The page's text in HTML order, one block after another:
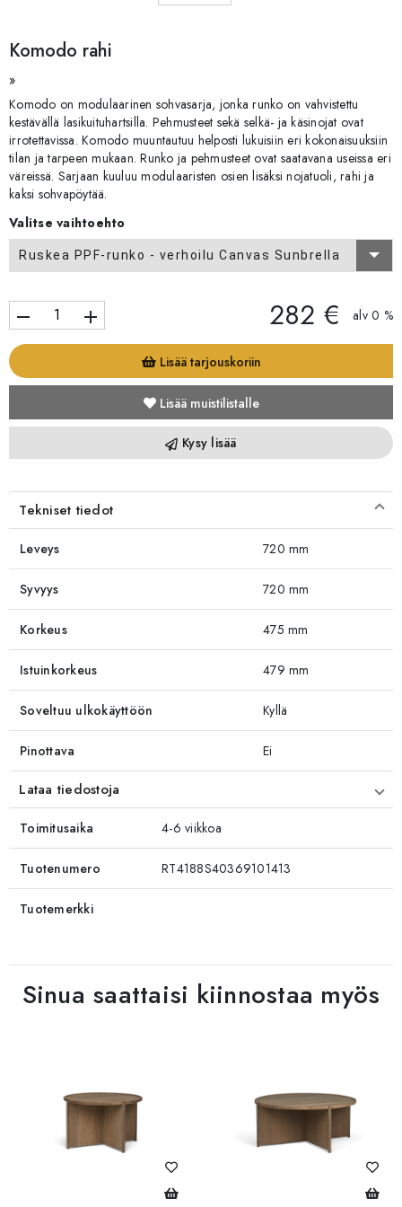
Komodo rahi
»
Komodo on modulaarinen sohvasarja, jonka runko on vahvistettu
kestävällä lasikuituhartsilla. Pehmusteet sekä selkä- ja käsinojat ovat
irrotettavissa. Komodo muuntautuu helposti lukuisiin eri kokonaisuuksiin
tilan ja tarpeen mukaan. Runko ja pehmusteet ovat saatavana useissa eri
väreissä. Sarjaan kuuluu modulaaristen osien lisäksi nojatuoli, rahi ja
kaksi sohvapöytää.
Valitse vaihtoehto
Ruskea PPF-runko - verhoilu Canvas Sunbrella
remove add 282 € alv 0 %
Lisää tarjouskoriin
Lisää muistilistalle
Kysy lisää
Tekniset tiedot
Leveys 720 mm
Syvyys 720 mm
Korkeus 475 mm
Istuinkorkeus 479 mm
Soveltuu ulkokäyttöön Kyllä
Pinottava Ei
Lataa tiedostoja
Toimitusaika 4-6 viikkoa
Tuotenumero RT4188S40369101413
Tuotemerkki
Sinua saattaisi kiinnostaa myös